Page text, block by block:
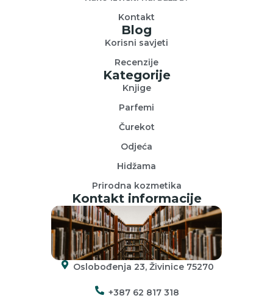
Kontakt
Blog
Korisni savjeti
Recenzije
Kategorije
Knjige
Parfemi
Čurekot
Odjeća
Hidžama
Prirodna kozmetika
Kontakt informacije
Oslobođenja 23, Živinice 75270
+387 62 817 318